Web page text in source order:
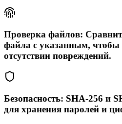
Проверка файлов:
файла с указанным, чтобы
отсутствии повреждений.
Безопасность: SHA-256 и
для хранения паролей и